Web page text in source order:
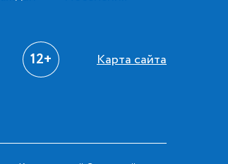
12+ Карта сайта